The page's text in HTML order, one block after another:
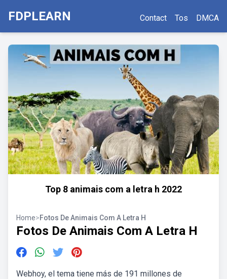
FDPLEARN Contact Tos DMCA
Top 8 animais com a letra h 2022
Home>Fotos De Animais Com A Letra H
Fotos De Animais Com A Letra H
Webhoy, el tema tiene más de 191 millones de